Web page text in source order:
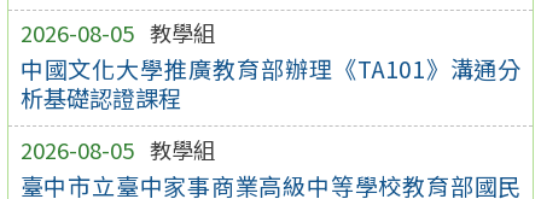
2026-08-05 教學組
中國文化大學推廣教育部辦理《TA101》溝通分
析基礎認證課程
2026-08-05 教學組
臺中市立臺中家事商業高級中等學校教育部國民